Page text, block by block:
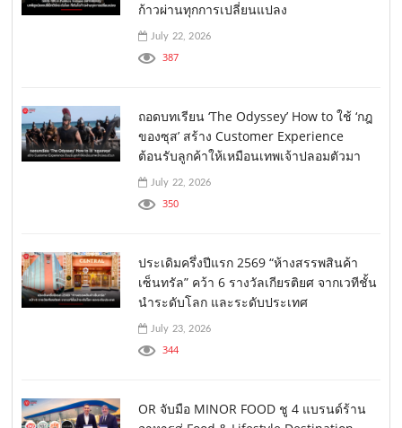
ก้าวผ่านทุกการเปลี่ยนแปลง
July 22, 2026
387
ถอดบทเรียน ‘The Odyssey’ How to ใช้ ‘กฎ
ของซุส’ สร้าง Customer Experience
ต้อนรับลูกค้าให้เหมือนเทพเจ้าปลอมตัวมา
July 22, 2026
350
ประเดิมครึ่งปีแรก 2569 “ห้างสรรพสินค้า
เซ็นทรัล” คว้า 6 รางวัลเกียรติยศ จากเวทีชั้น
นำระดับโลก และระดับประเทศ
July 23, 2026
344
OR จับมือ MINOR FOOD ชู 4 แบรนด์ร้าน